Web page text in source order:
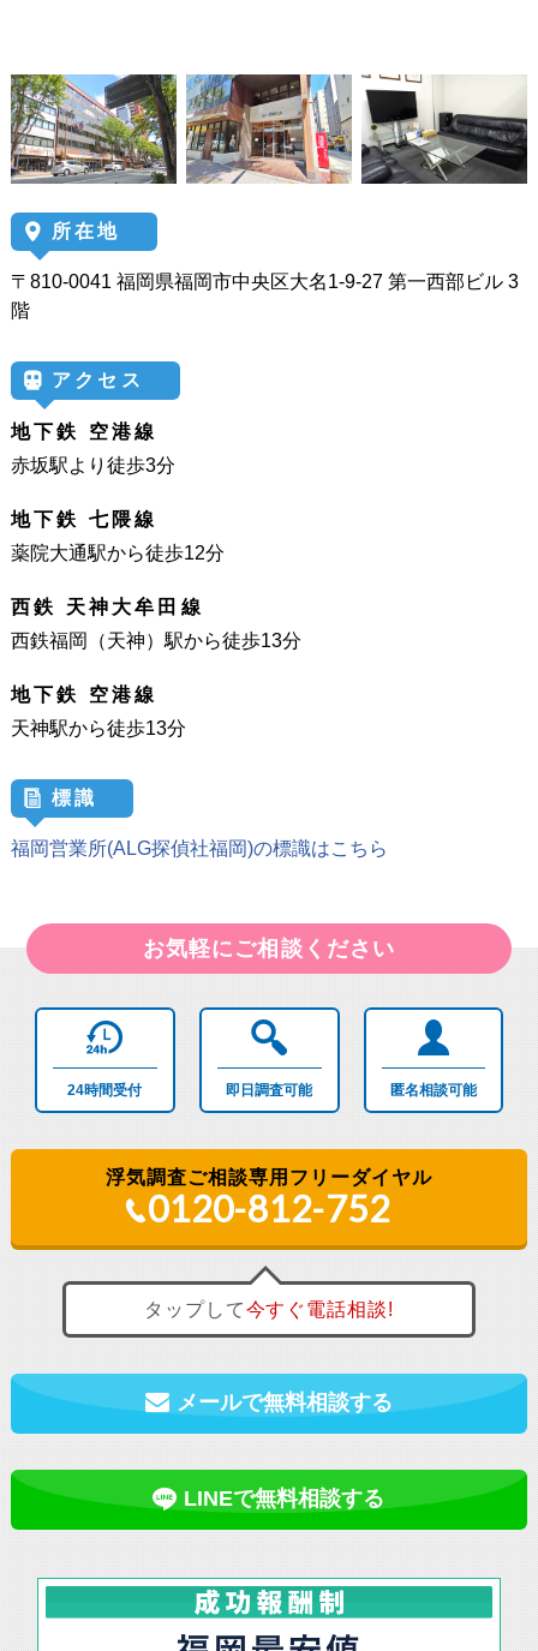
所在地
〒810-0041 福岡県福岡市中央区大名1-9-27 第一西部ビル 3
階
アクセス
地下鉄 空港線
赤坂駅より徒歩3分
地下鉄 七隈線
薬院大通駅から徒歩12分
西鉄 天神大牟田線
西鉄福岡（天神）駅から徒歩13分
地下鉄 空港線
天神駅から徒歩13分
標識
福岡営業所(ALG探偵社福岡)の標識はこちら
お気軽にご相談ください
24時間受付 即日調査可能 匿名相談可能
浮気調査ご相談専用フリーダイヤル
0120-812-752
タップして今すぐ電話相談!
メールで無料相談する
LINEで無料相談する